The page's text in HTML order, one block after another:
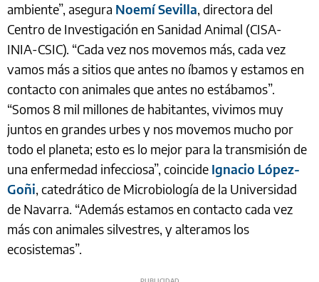
ambiente”, asegura Noemí Sevilla, directora del
Centro de Investigación en Sanidad Animal (CISA-
INIA-CSIC). “Cada vez nos movemos más, cada vez
vamos más a sitios que antes no íbamos y estamos en
contacto con animales que antes no estábamos”.
“Somos 8 mil millones de habitantes, vivimos muy
juntos en grandes urbes y nos movemos mucho por
todo el planeta; esto es lo mejor para la transmisión de
una enfermedad infecciosa”, coincide Ignacio López-
Goñi, catedrático de Microbiología de la Universidad
de Navarra. “Además estamos en contacto cada vez
más con animales silvestres, y alteramos los
ecosistemas”.